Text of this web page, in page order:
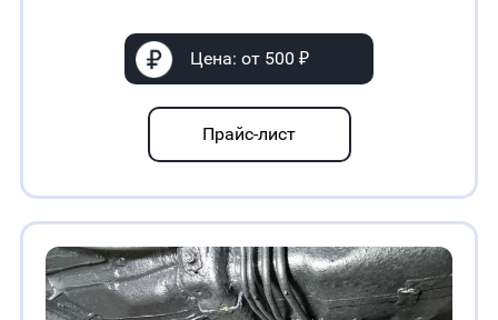
Цена: от 500 ₽
Прайс-лист